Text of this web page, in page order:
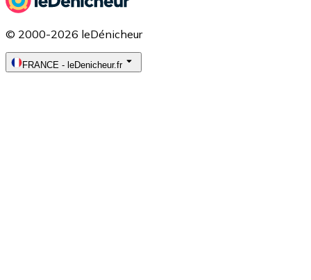
© 2000-2026 leDénicheur
FRANCE - leDenicheur.fr